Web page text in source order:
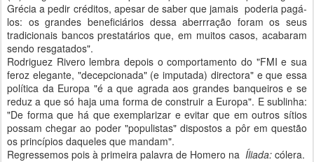
Grécia a pedir créditos, apesar de saber que jamais poderia pagá-
los: os grandes beneficiários dessa aberrração foram os seus
tradicionais bancos prestatários que, em muitos casos, acabaram
sendo resgatados".
Rodriguez Rivero lembra depois o comportamento do "FMI e sua
feroz elegante, "decepcionada" (e imputada) directora" e que essa
política da Europa "é a que agrada aos grandes banqueiros e se
reduz a que só haja uma forma de construir a Europa". E sublinha:
"De forma que há que exemplarizar e evitar que em outros sítios
possam chegar ao poder "populistas" dispostos a pôr em questão
os princípios daqueles que mandam".
Regressemos pois à primeira palavra de Homero na Íliada: cólera.